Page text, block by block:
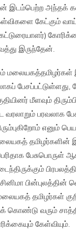
இடம்பெற்ற அந்தக்
கேட்கும்
இருந்தேன்.
மலையகத்தமிழர்கள்
பேசப்பட்டுள்ளது,
மீளவும்
வரலாறும் பரவலாக
எனும்
தமிழர்களின்
பின்புலத்தின்
தமிழர்கள்
கொண்டு வரும்
கேள்வியும்.